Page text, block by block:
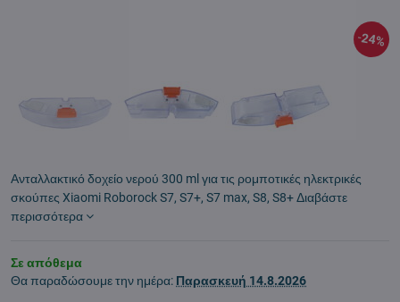
24%
Ανταλλακτικό δοχείο νερού 300 ml για τις ρομποτικές ηλεκτρικές
σκούπες Xiaomi Roborock S7, S7+, S7 max, S8, S8+Διαβάστε
περισσότερα
Σε απόθεμα
Θα παραδώσουμε την ημέρα: Παρασκευή 14.8.2026